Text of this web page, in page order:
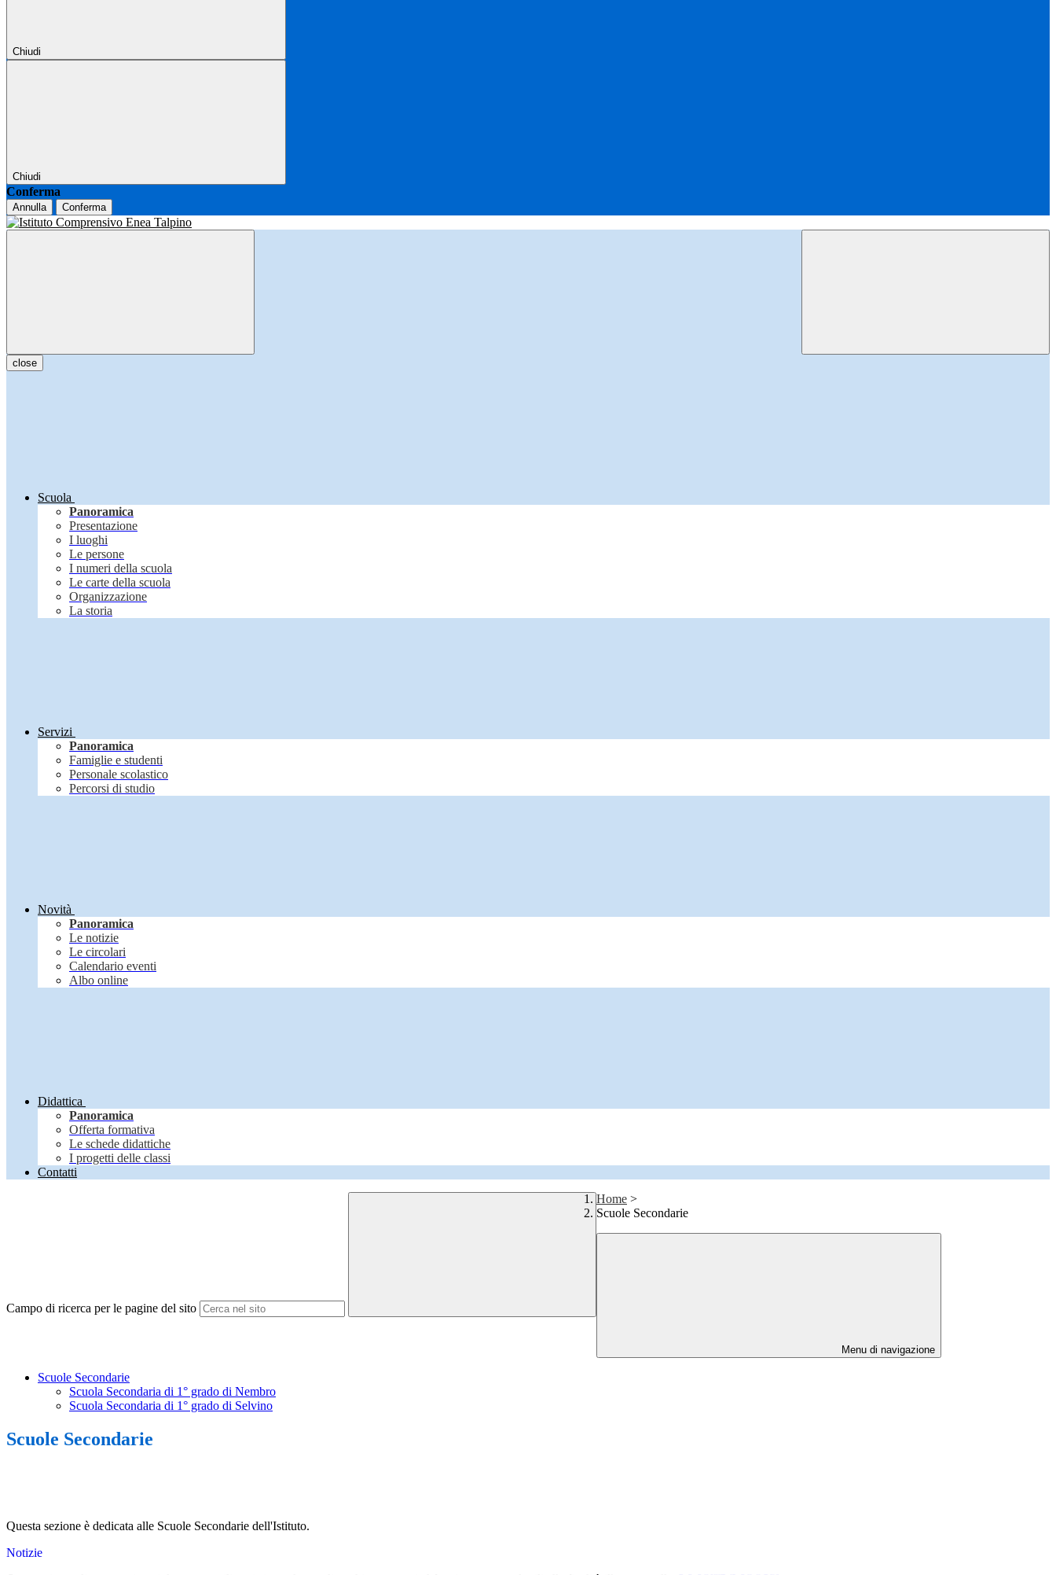
Chiudi
Chiudi
Conferma
Annulla Conferma
close
Scuola
Panoramica
Presentazione
I luoghi
Le persone
I numeri della scuola
Le carte della scuola
Organizzazione
La storia
Servizi
Panoramica
Famiglie e studenti
Personale scolastico
Percorsi di studio
Novità
Panoramica
Le notizie
Le circolari
Calendario eventi
Albo online
Didattica
Panoramica
Offerta formativa
Le schede didattiche
I progetti delle classi
Contatti
Campo di ricerca per le pagine del sito
Home >
Scuole Secondarie
Menu di navigazione
Scuole Secondarie
Scuola Secondaria di 1° grado di Nembro
Scuola Secondaria di 1° grado di Selvino
Scuole Secondarie
Questa sezione è dedicata alle Scuole Secondarie dell'Istituto.
Notizie